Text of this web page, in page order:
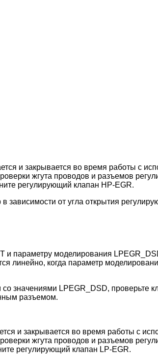
и закрывается во время работы с
жгута проводов и разъемов
регулирующий клапан HP-EGR.
зависимости от угла открытия
и параметру моделирования
линейно, когда параметр
со значениями LPEGR_DSD, проверьте
разъемом.
и закрывается во время работы с
жгута проводов и разъемов
регулирующий клапан LP-EGR.